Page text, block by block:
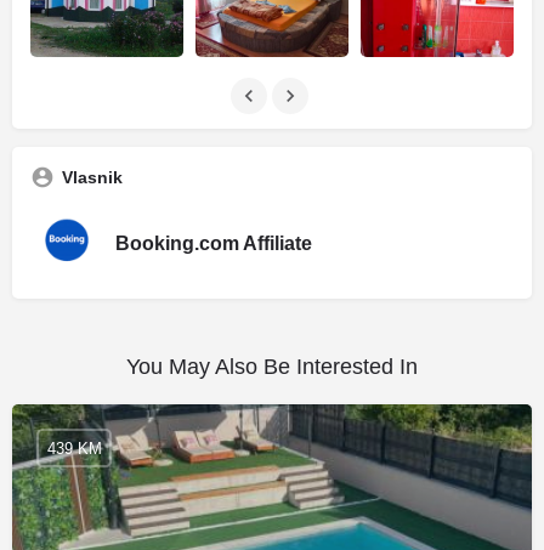
Vlasnik
Booking.com Affiliate
You May Also Be Interested In
439 KM